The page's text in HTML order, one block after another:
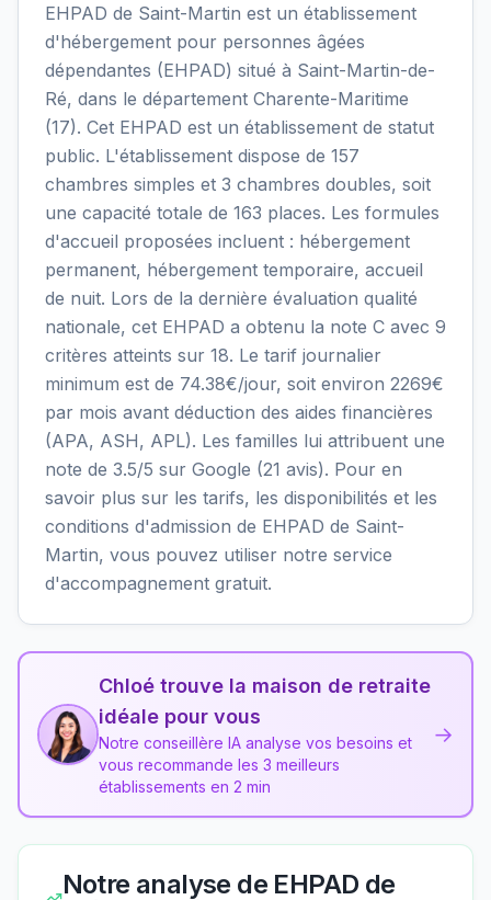
EHPAD de Saint-Martin est un établissement
d'hébergement pour personnes âgées
dépendantes (EHPAD) situé à Saint-Martin-de-
Ré, dans le département Charente-Maritime
(17). Cet EHPAD est un établissement de statut
public. L'établissement dispose de 157
chambres simples et 3 chambres doubles, soit
une capacité totale de 163 places. Les formules
d'accueil proposées incluent : hébergement
permanent, hébergement temporaire, accueil
de nuit. Lors de la dernière évaluation qualité
nationale, cet EHPAD a obtenu la note C avec 9
critères atteints sur 18. Le tarif journalier
minimum est de 74.38€/jour, soit environ 2269€
par mois avant déduction des aides financières
(APA, ASH, APL). Les familles lui attribuent une
note de 3.5/5 sur Google (21 avis). Pour en
savoir plus sur les tarifs, les disponibilités et les
conditions d'admission de EHPAD de Saint-
Martin, vous pouvez utiliser notre service
d'accompagnement gratuit.
Chloé trouve la maison de retraite
idéale pour vous
Notre conseillère IA analyse vos besoins et
vous recommande les 3 meilleurs
établissements en 2 min
→
Notre analyse de EHPAD de